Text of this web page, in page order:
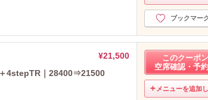
2021年11月分（16）
2021年10月分（12）
2021年9月分（15）
2021年8月分（15）
2021年7月分（23）
2021年6月分
2021年5月分（32）
ブックマー
¥21,500
4stepTR｜28400⇒21500
このクーポ
空席確認・予
メニューを追加